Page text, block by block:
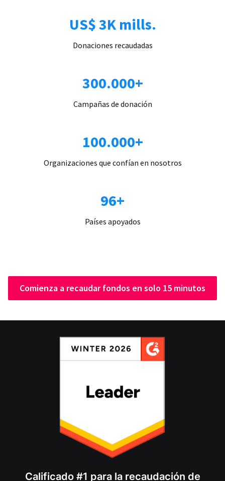
US$ 3K mills.
Donaciones recaudadas
300.000+
Campañas de donación
100.000+
Organizaciones que confían en nosotros
96+
Países apoyados
Comienza a recaudar fondos en solo 15 minutos
Calificado #1 para la recaudación de